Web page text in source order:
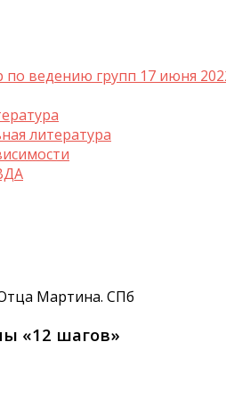
по ведению групп 17 июня
литература
Мартина. СПб
«12 шагов»